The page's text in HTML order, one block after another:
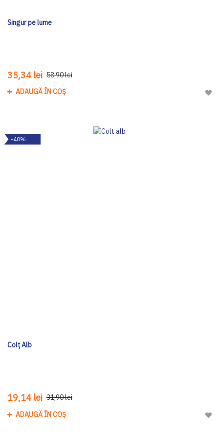
Singur pe lume
35,34 lei 58,90 lei
ADAUGĂ ÎN COȘ
-40%
Colţ Alb
19,14 lei 31,90 lei
ADAUGĂ ÎN COȘ